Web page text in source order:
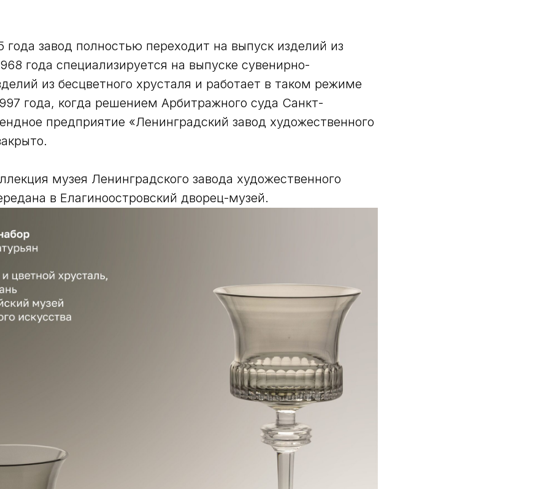
года завод полностью переходит на выпуск изделий из
года специализируется на выпуске сувенирно-
из бесцветного хрусталя и работает в таком режиме
года, когда решением Арбитражного суда Санкт-
предприятие «Ленинградский завод художественного
музея Ленинградского завода художественного
в Елагиноостровский дворец-музей.